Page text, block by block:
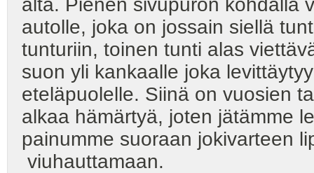
autolle, joka on jossain siellä
tunturiin, toinen tunti alas
suon yli kankaalle joka
eteläpuolelle. Siinä on vuosien
alkaa hämärtyä, joten jätämme
painumme suoraan jokivarteen
viuhauttamaan.